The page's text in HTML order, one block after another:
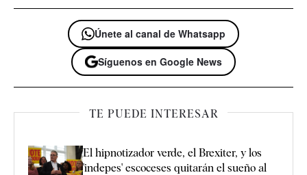
Únete al canal de Whatsapp
Síguenos en Google News
TE PUEDE INTERESAR
El hipnotizador verde, el Brexiter, y los
'indepes' escoceses quitarán el sueño al